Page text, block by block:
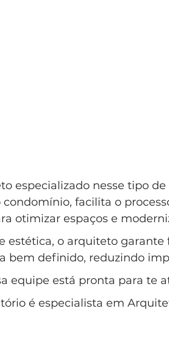
especializado nesse tipo
facilita o
otimizar espaços e
estética, o arquiteto
bem definido, reduzindo
equipe está pronta para te
é especialista em